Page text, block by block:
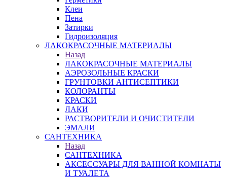
Клеи
Пена
Затирки
Гидроизоляция
ЛАКОКРАСОЧНЫЕ МАТЕРИАЛЫ
Назад
ЛАКОКРАСОЧНЫЕ МАТЕРИАЛЫ
АЭРОЗОЛЬНЫЕ КРАСКИ
ГРУНТОВКИ АНТИСЕПТИКИ
КОЛОРАНТЫ
КРАСКИ
ЛАКИ
РАСТВОРИТЕЛИ И ОЧИСТИТЕЛИ
ЭМАЛИ
САНТЕХНИКА
Назад
САНТЕХНИКА
АКСЕССУАРЫ ДЛЯ ВАННОЙ КОМНАТЫ
И ТУАЛЕТА